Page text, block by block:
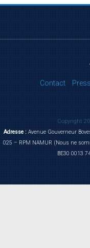
Contact
Copyright
Adresse :Avenue Gouverneur
025 – RPM NAMUR (Nous ne
BE30 0013